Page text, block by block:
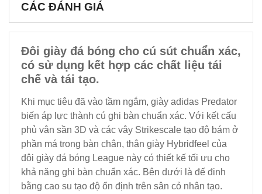
CÁC ĐÁNH GIÁ
Đôi giày đá bóng cho cú sút chuẩn xác,
có sử dụng kết hợp các chất liệu tái
chế và tái tạo.
Khi mục tiêu đã vào tầm ngắm, giày adidas Predator
biến áp lực thành cú ghi bàn chuẩn xác. Với kết cấu
phủ vân sần 3D và các vây Strikescale tạo độ bám ở
phần má trong bàn chân, thân giày Hybridfeel của
đôi giày đá bóng League này có thiết kế tối ưu cho
khả năng ghi bàn chuẩn xác. Bên dưới là đế đinh
bằng cao su tạo độ ổn định trên sân cỏ nhân tạo.